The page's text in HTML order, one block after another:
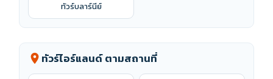
ทัวร์บลาร์นีย์
location_on ทัวร์ไอร์แลนด์ ตามสถานที่